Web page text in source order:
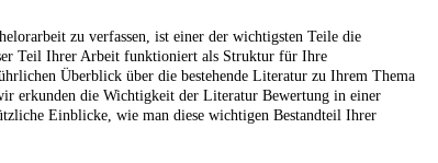
zu verfassen, ist einer der wichtigsten Teile die
Teil Ihrer Arbeit funktioniert als Struktur für Ihre
Überblick über die bestehende Literatur zu Ihrem Thema
erkunden die Wichtigkeit der Literatur Bewertung in einer
Einblicke, wie man diese wichtigen Bestandteil Ihrer